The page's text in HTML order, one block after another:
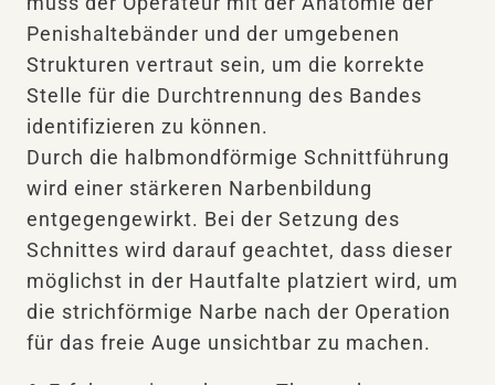
Penishaltebänder und der umgebenen
Strukturen vertraut sein, um die korrekte
Stelle für die Durchtrennung des Bandes
identifizieren zu können.
Durch die halbmondförmige Schnittführung
wird einer stärkeren Narbenbildung
entgegengewirkt. Bei der Setzung des
Schnittes wird darauf geachtet, dass dieser
möglichst in der Hautfalte platziert wird, um
die strichförmige Narbe nach der Operation
für das freie Auge unsichtbar zu machen.